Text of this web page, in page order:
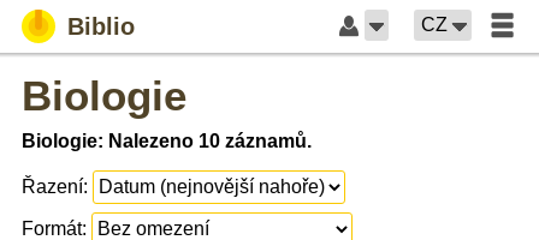
Biblio CZ
Biologie
Biologie: Nalezeno 10 záznamů.
Řazení:
Formát: